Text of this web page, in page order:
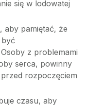
się w lodowatej
aby pamiętać, że
z problemami
serca, powinny
rozpoczęciem
czasu, aby